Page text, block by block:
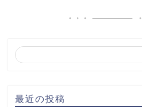
最近の投稿